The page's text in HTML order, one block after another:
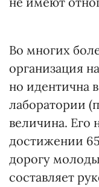
Во многих
организация
но идентична
лаборатории
величина. Его
достижении
дорогу
составляет